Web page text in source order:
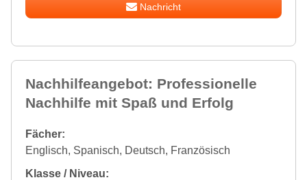
Nachricht
Nachhilfeangebot: Professionelle
Nachhilfe mit Spaß und Erfolg
Fächer:
Englisch, Spanisch, Deutsch, Französisch
Klasse / Niveau: